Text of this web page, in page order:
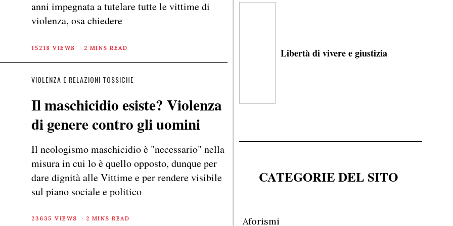
anni impegnata a tutelare tutte le vittime di
violenza, osa chiedere
15218 VIEWS 2 MINS READ
VIOLENZA E RELAZIONI TOSSICHE
Il maschicidio esiste? Violenza
di genere contro gli uomini
Il neologismo maschicidio è "necessario" nella
misura in cui lo è quello opposto, dunque per
dare dignità alle Vittime e per rendere visibile
sul piano sociale e politico
23635 VIEWS 2 MINS READ
Libertà di vivere e giustizia
CATEGORIE DEL SITO
Aforismi